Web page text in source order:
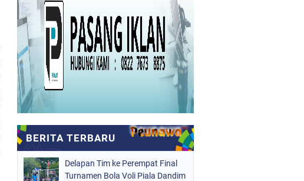
Delapan Tim ke Perempat Final
Turnamen Bola Voli Piala Dandim